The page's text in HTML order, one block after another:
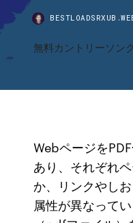
無料カントリーソン
Webページを
あり、それぞれ
か、リンクやし
属性が異なって